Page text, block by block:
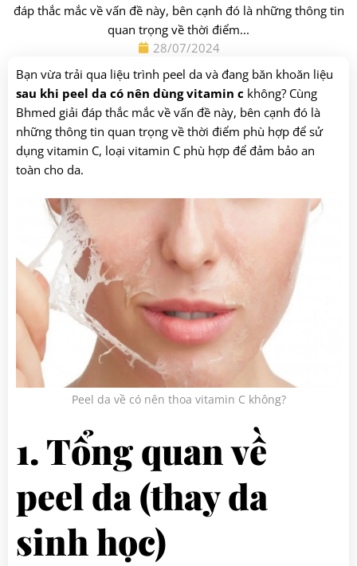
đáp thắc mắc về vấn đề này, bên cạnh đó là những thông tin
quan trọng về thời điểm...
28/07/2024
Bạn vừa trải qua liệu trình peel da và đang băn khoăn liệu
sau khi peel da có nên dùng vitamin c không? Cùng
Bhmed giải đáp thắc mắc về vấn đề này, bên cạnh đó là
những thông tin quan trọng về thời điểm phù hợp để sử
dụng vitamin C, loại vitamin C phù hợp để đảm bảo an
toàn cho da.
Peel da về có nên thoa vitamin C không?
1. Tổng quan về
peel da (thay da
sinh học)